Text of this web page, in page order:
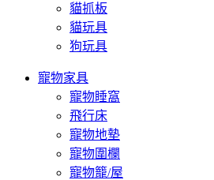
貓抓板
貓玩具
狗玩具
寵物家具
寵物睡窩
飛行床
寵物地墊
寵物圍欄
寵物籠/屋